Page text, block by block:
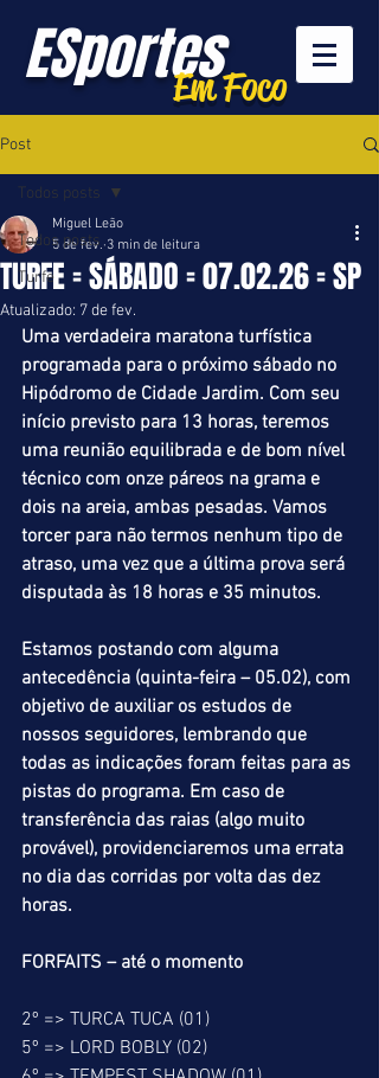
ESportesEm Foco
Post
Todos posts
Turfe
Todos posts
TURFE = SÁBADO = 07.02.26 = SP
Miguel Leão
5 de fev. 3 min de leitura
Atualizado: 7 de fev.
Uma verdadeira maratona turfística
programada para o próximo sábado no
Hipódromo de Cidade Jardim. Com seu
início previsto para 13 horas, teremos
uma reunião equilibrada e de bom nível
técnico com onze páreos na grama e
dois na areia, ambas pesadas. Vamos
torcer para não termos nenhum tipo de
atraso, uma vez que a última prova será
disputada às 18 horas e 35 minutos.
Estamos postando com alguma
antecedência (quinta-feira – 05.02), com
objetivo de auxiliar os estudos de
nossos seguidores, lembrando que
todas as indicações foram feitas para as
pistas do programa. Em caso de
transferência das raias (algo muito
provável), providenciaremos uma errata
no dia das corridas por volta das dez
horas.
FORFAITS – até o momento
2º => TURCA TUCA (01)
5º => LORD BOBLY (02)